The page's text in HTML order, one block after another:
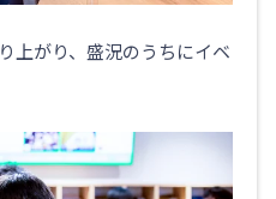
上がり、盛況のうちにイベ